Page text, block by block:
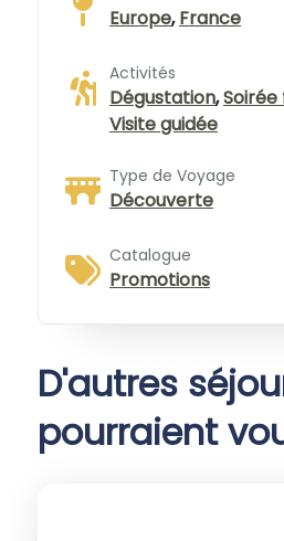
Europe,France
Activités
Dégustation,
Visite guidée
Type de Voyage
Découverte
Catalogue
Promotions
D'autres
pourraient